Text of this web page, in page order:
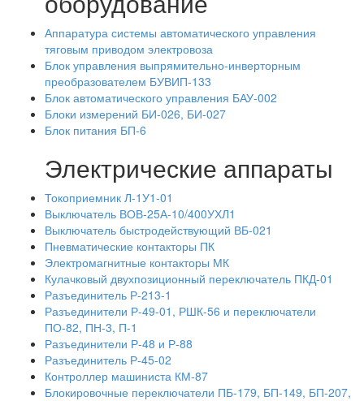
Аппаратура системы автоматического управления
тяговым приводом электровоза
Блок управления выпрямительно-инверторным
преобразователем БУВИП-133
Блок автоматического управления БАУ-002
Блоки измерений БИ-026, БИ-027
Блок питания БП-6
Электрические аппараты
Токоприемник Л-1У1-01
Выключатель ВОВ-25А-10/400УХЛ1
Выключатель быстродействующий ВБ-021
Пневматические контакторы ПК
Электромагнитные контакторы МК
Кулачковый двухпозиционный переключатель ПКД-01
Разъединитель Р-213-1
Разъединители Р-49-01, РШК-56 и переключатели
ПО-82, ПН-3, П-1
Разъединители Р-48 и Р-88
Разъединитель Р-45-02
Контроллер машиниста КМ-87
Блокировочные переключатели ПБ-179, БП-149, БП-207,